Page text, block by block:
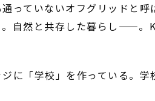
っていないオフグリッドと
自然と共存した暮らし――
に「学校」を作っている。